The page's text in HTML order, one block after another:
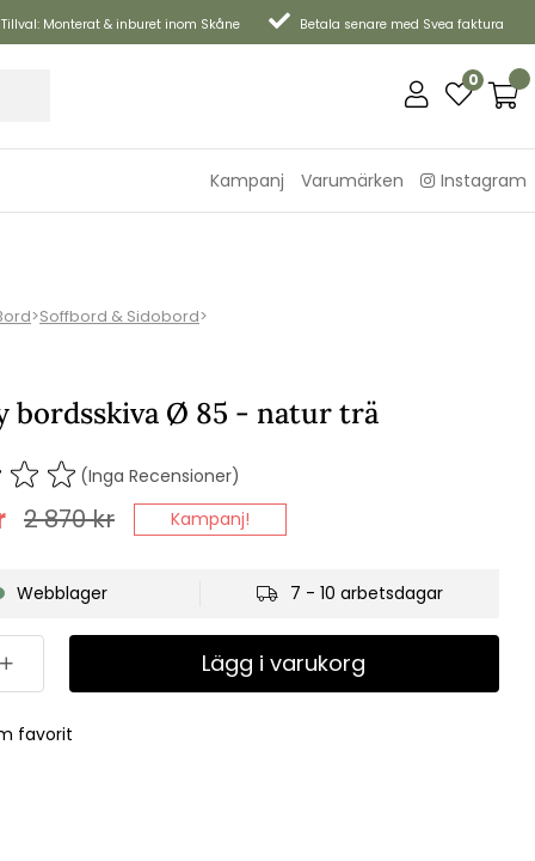
Tillval: Monterat & inburet inom Skåne Betala senare med Svea faktura
0
Kampanj Varumärken Instagram
>Soffbord & Sidobord>
bordsskiva Ø 85 - natur trä
(Inga Recensioner)
2 870kr Kampanj!
Webblager 7 - 10 arbetsdagar
Lägg i varukorg
favorit